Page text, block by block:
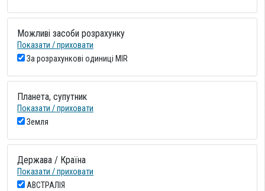
Можливі засоби розрахунку
Показати / приховати
За розрахункові одиниці MIR
Планета, супутник
Показати / приховати
Земля
Держава / Країна
Показати / приховати
АВСТРАЛІЯ